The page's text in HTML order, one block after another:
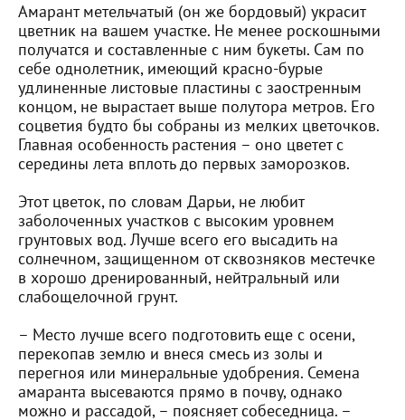
Амарант метельчатый (он же бордовый) украсит
цветник на вашем участке. Не менее роскошными
получатся и составленные с ним букеты. Сам по
себе однолетник, имеющий красно-бурые
удлиненные листовые пластины с заостренным
концом, не вырастает выше полутора метров. Его
соцветия будто бы собраны из мелких цветочков.
Главная особенность растения – оно цветет с
середины лета вплоть до первых заморозков.
Этот цветок, по словам Дарьи, не любит
заболоченных участков с высоким уровнем
грунтовых вод. Лучше всего его высадить на
солнечном, защищенном от сквозняков местечке
в хорошо дренированный, нейтральный или
слабощелочной грунт.
– Место лучше всего подготовить еще с осени,
перекопав землю и внеся смесь из золы и
перегноя или минеральные удобрения. Семена
амаранта высеваются прямо в почву, однако
можно и рассадой, – поясняет собеседница. –